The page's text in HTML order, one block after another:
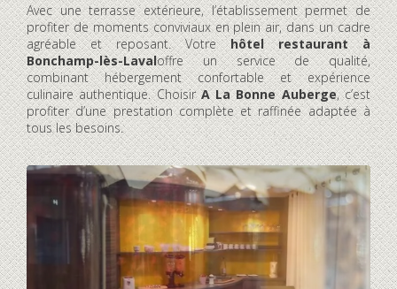
Avec une terrasse extérieure, l’établissement permet de
profiter de moments conviviaux en plein air, dans un cadre
agréable et reposant. Votrehôtel restaurant à
Bonchamp-lès-Lavaloffre un service de qualité,
combinant hébergement confortable et expérience
culinaire authentique. ChoisirA La Bonne Auberge, c’est
profiter d’une prestation complète et raffinée adaptée à
tous les besoins.